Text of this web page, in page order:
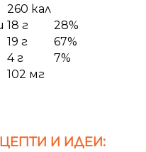
260 кал
18 г
28%
19 г
67%
4 г
7%
102 мг
И ИДЕИ: